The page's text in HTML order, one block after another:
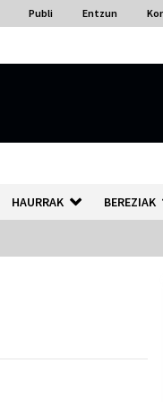
Publi Entzun
HAURRAK BEREZIAK